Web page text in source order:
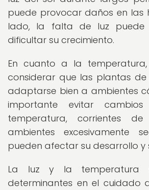
puede provocar daños en las
lado, la falta de luz puede
dificultar su crecimiento.
En cuanto a la temperatura,
considerar que las plantas de
adaptarse bien a ambientes
importante evitar
temperatura, corrientes
ambientes excesivamente
pueden afectar su desarrollo y
La luz y la temperatura
determinantes en el cuidado